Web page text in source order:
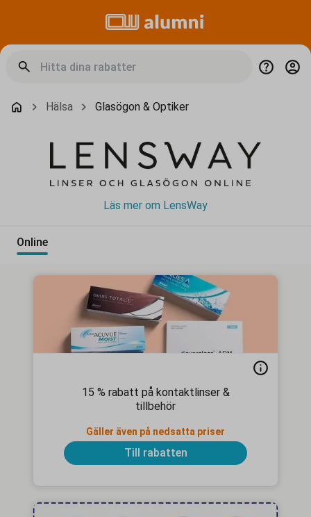
Hälsa Glasögon & Optiker
Läs mer om LensWay
Online
15 % rabatt på kontaktlinser &
tillbehör
Gäller även på nedsatta priser
Till rabatten